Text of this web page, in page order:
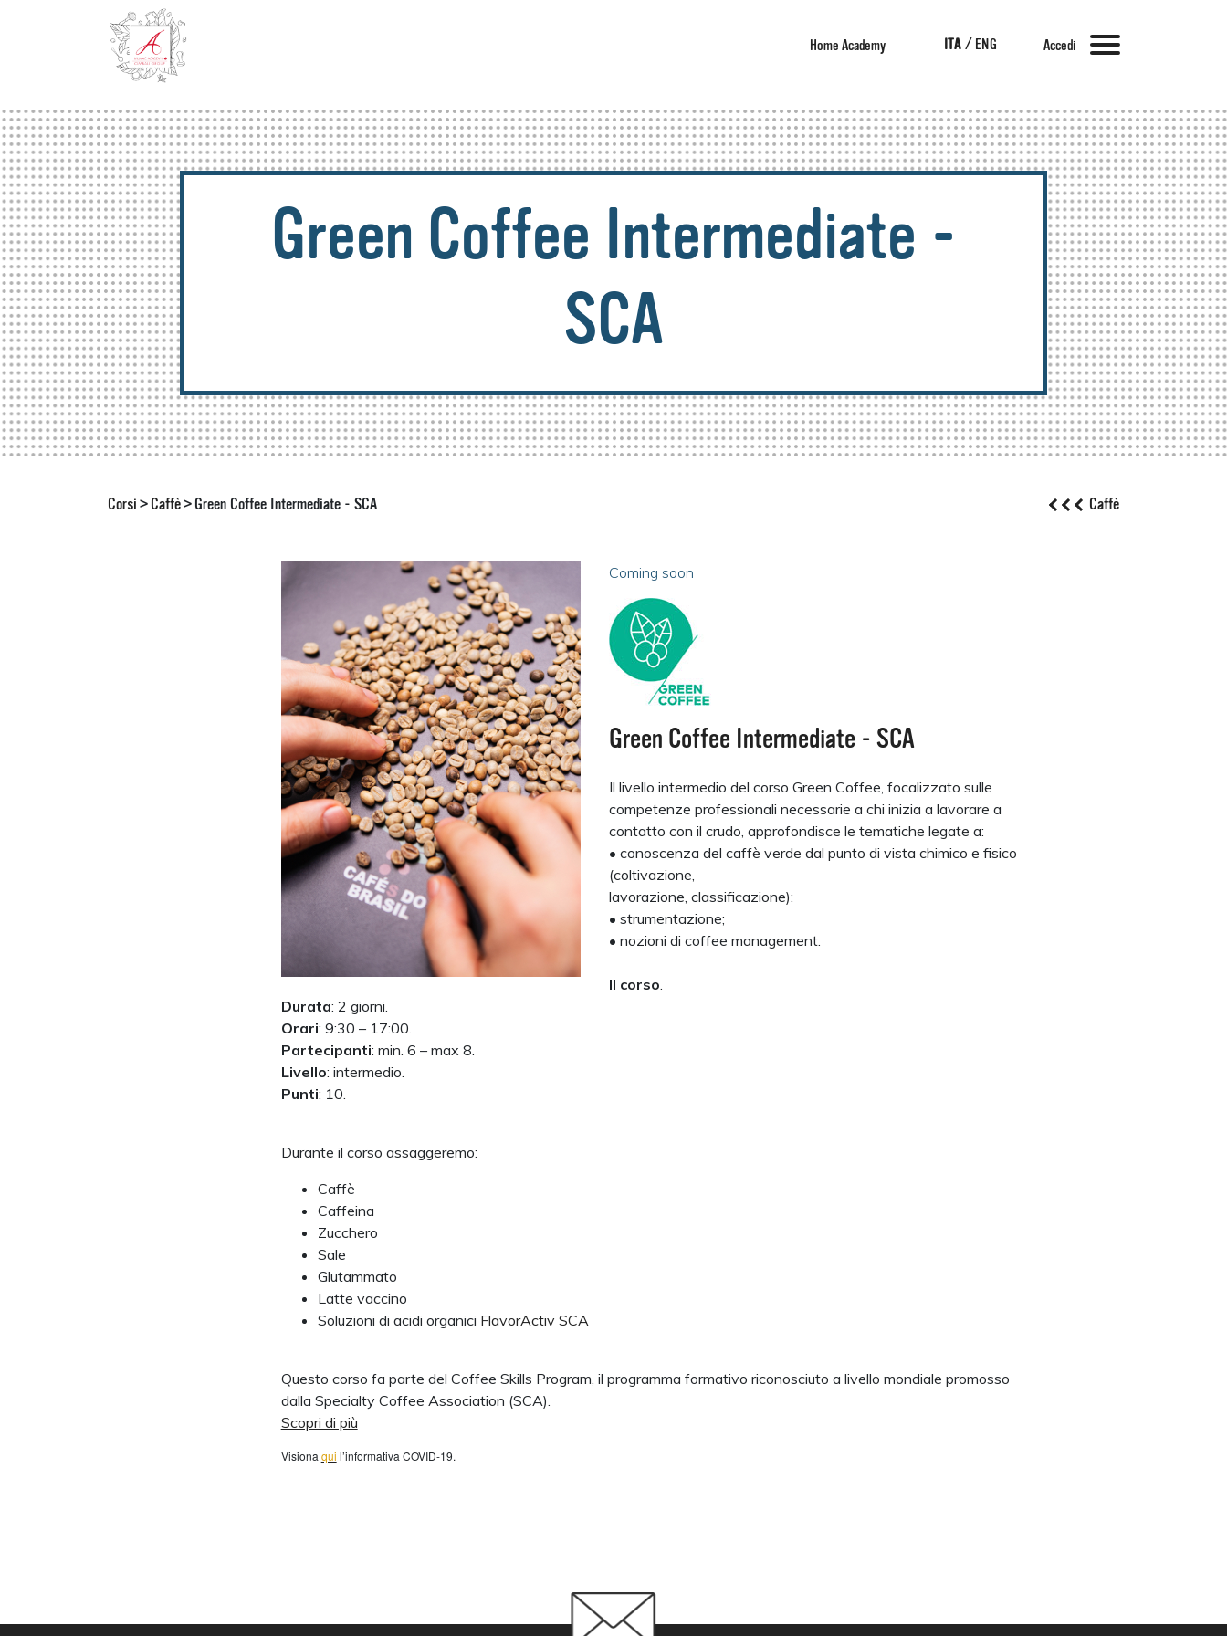
Home Academy ITA / ENG Accedi
Green Coffee Intermediate -
SCA
Corsi > Caffè> Green Coffee Intermediate - SCA Caffè
Coming soon
Green Coffee Intermediate - SCA
Il livello intermedio del corso Green Coffee, focalizzato sulle
competenze professionali necessarie a chi inizia a lavorare a
contatto con il crudo, approfondisce le tematiche legate a:
• conoscenza del caffè verde dal punto di vista chimico e fisico
(coltivazione,
lavorazione, classificazione):
• strumentazione;
• nozioni di coffee management.
Il corso.
Durata: 2 giorni.
Orari: 9:30 – 17:00.
Partecipanti: min. 6 – max 8.
Livello: intermedio.
Punti: 10.
Durante il corso assaggeremo:
Caffè
Caffeina
Zucchero
Sale
Glutammato
Latte vaccino
Soluzioni di acidi organici FlavorActiv SCA
Questo corso fa parte del Coffee Skills Program, il programma formativo riconosciuto a livello mondiale promosso
dalla Specialty Coffee Association (SCA).
Scopri di più
Visiona qui l’informativa COVID-19.